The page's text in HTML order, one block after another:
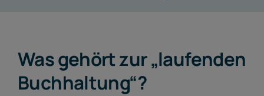
Service-Center
Was gehört zur „laufenden
Buchhaltung“?